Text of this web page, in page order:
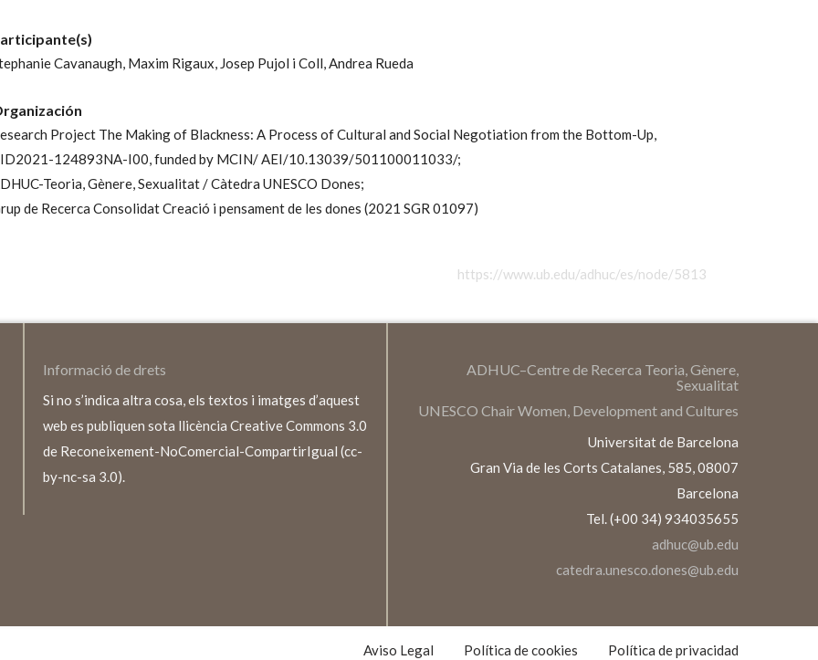
Cavanaugh, Maxim Rigaux, Josep Pujol i Coll,Andrea Rueda
Project The Making of Blackness: A Process of Cultural and Social Negotiation from the Bottom-Up,
124893NA-I00, funded by MCIN/ AEI/10.13039/501100011033/;
Teoria, Gènere, Sexualitat / Càtedra UNESCO Dones;
de Recerca Consolidat Creació i pensament de les dones (2021 SGR 01097)
https://www.ub.edu/adhuc/es/node/5813
Informació de drets
Si no s’indica altra cosa, els textos i imatges d’aquest
web es publiquen sota llicència Creative Commons 3.0
de Reconeixement-NoComercial-CompartirIgual (cc-
by-nc-sa 3.0).
ADHUC–Centre de Recerca Teoria, Gènere,
Sexualitat
UNESCO Chair Women, Development and Cultures
Universitat de Barcelona
Gran Via de les Corts Catalanes, 585, 08007
Barcelona
Tel. (+00 34) 934035655
adhuc@ub.edu
catedra.unesco.dones@ub.edu
TEXTOS
LEGALES
Aviso Legal Política de cookies Política de privacidad